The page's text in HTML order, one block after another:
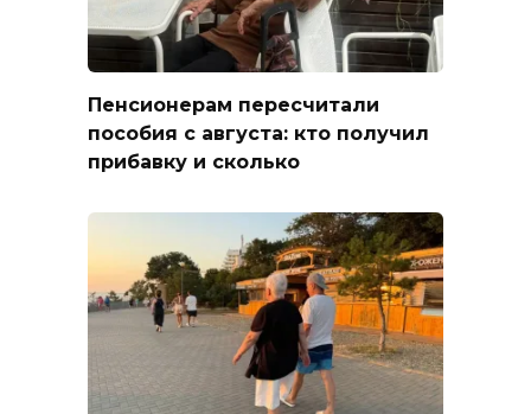
Пенсионерам пересчитали
пособия с августа: кто получил
прибавку и сколько